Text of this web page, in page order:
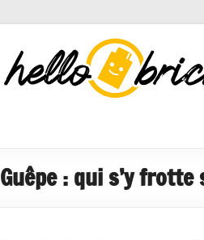
HelloBricks
Blog LEGO,
nouveaut�s
Guêpe : qui s’y frotte